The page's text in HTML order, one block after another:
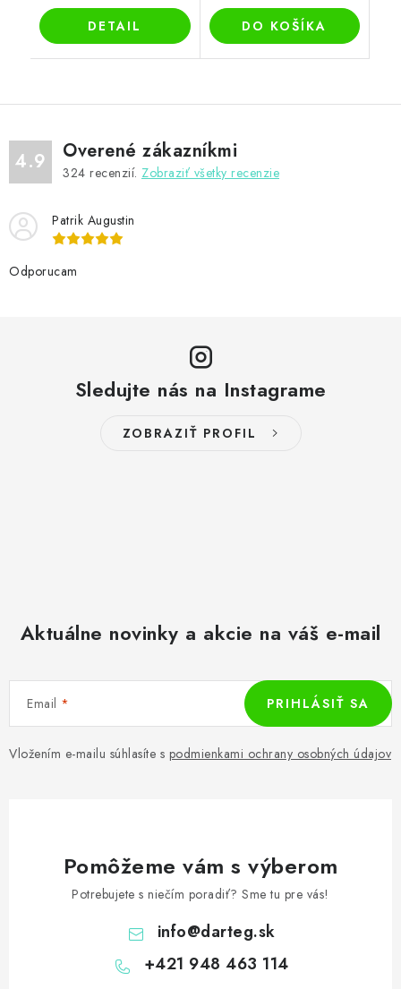
DETAIL DO KOŠÍKA
4.9 Overené zákazníkmi
324 recenzií. Zobraziť všetky recenzie
Patrik Augustin
Odporucam
Sledujte nás na Instagrame
ZOBRAZIŤ PROFIL
Aktuálne novinky a akcie na váš e-mail
Email
Vložením e-mailu súhlasíte s podmienkami ochrany osobných údajov
PRIHLÁSIŤ SA
Pomôžeme vám s výberom
Potrebujete s niečím poradiť? Sme tu pre vás!
info@darteg.sk
+421 948 463 114